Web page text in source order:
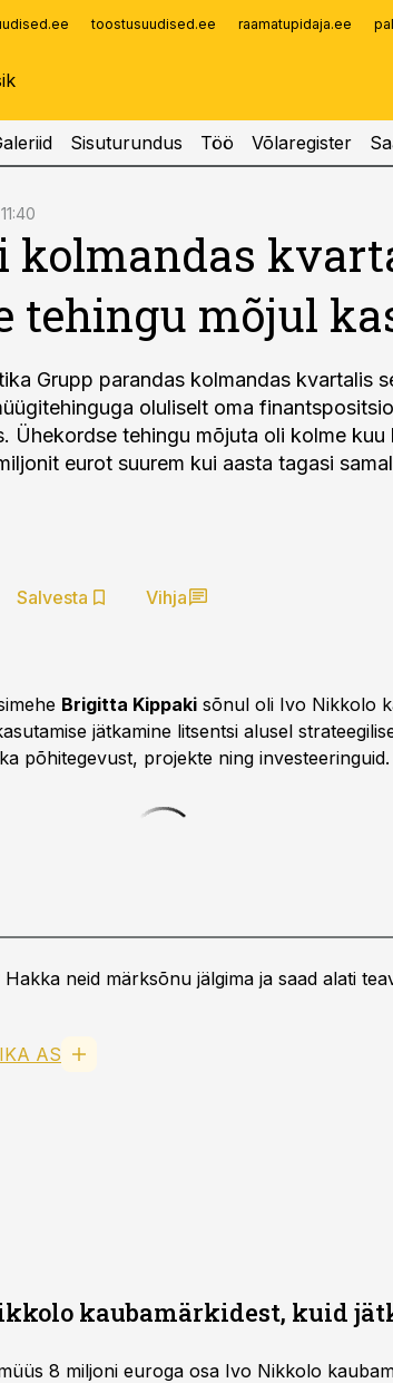
toostusuudised.ee raamatupidaja.ee
Sisuturundus Töö Võlaregister
kolmandas
tehingu mõjul
Grupp parandas kolmandas kvartalis
oluliselt oma
Ühekordse tehingu mõjuta oli kolme kuu
eurot suurem kui aasta tagasi
Salvesta Vihja
Brigitta Kippaki sõnul oli Ivo Nikkolo
jätkamine litsentsi alusel
põhitegevust, projekte ning investeeringuid.
Hakka neid märksõnu jälgima ja saad alati
AS
kaubamärkidest, kuid
8 miljoni euroga osa Ivo Nikkolo